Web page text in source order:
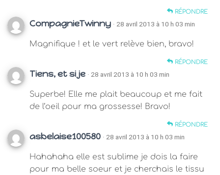
RÉPONDRE
CompagnieTwinny · 28 avril 2013 à 10 h 03 min
Magnifique ! et le vert relève bien, bravo!
RÉPONDRE
Tiens, et si je · 28 avril 2013 à 10 h 03 min
Superbe! Elle me plait beaucoup et me fait
de l’oeil pour ma grossesse! Bravo!
RÉPONDRE
asbelaise100580 · 28 avril 2013 à 10 h 03 min
Hahahaha elle est sublime je dois la faire
pour ma belle soeur et je cherchais le tissu